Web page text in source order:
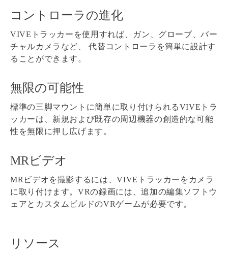
リソース
コントローラの進化
VIVEトラッカーを使用すれば、ガン、グローブ、バー
チャルカメラなど、 代替コントローラを簡単に設計す
ることができます。
無限の可能性
標準の三脚マウントに簡単に取り付けられるVIVEトラ
ッカーは、新規および既存の周辺機器の創造的な可能
性を無限に押し広げます。
MRビデオ
MRビデオを撮影するには、VIVEトラッカーをカメラ
に取り付けます。VRの録画には、追加の編集ソフトウ
ェアとカスタムビルドのVRゲームが必要です。